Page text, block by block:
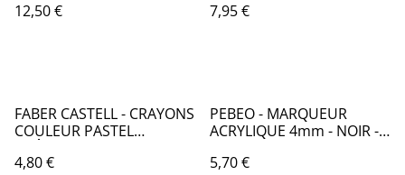
- TB007
12,50 € 7,95 €
FABER CASTELL - CRAYONS
COULEUR PASTEL
4,80 €
PEBEO - MARQUEUR
ACRYLIQUE 4mm - NOIR -
5,70 €